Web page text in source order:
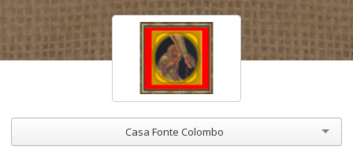
Casa Fonte Colombo